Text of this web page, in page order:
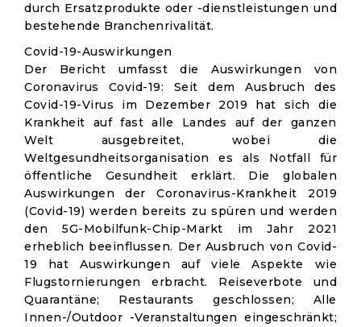
durch Ersatzprodukte oder -dienstleistungen und
bestehende Branchenrivalität.
Covid-19-Auswirkungen
Der Bericht umfasst die Auswirkungen von
Coronavirus Covid-19: Seit dem Ausbruch des
Covid-19-Virus im Dezember 2019 hat sich die
Krankheit auf fast alle Landes auf der ganzen
Welt ausgebreitet, wobei die
Weltgesundheitsorganisation es als Notfall für
öffentliche Gesundheit erklärt. Die globalen
Auswirkungen der Coronavirus-Krankheit 2019
(Covid-19) werden bereits zu spüren und werden
den 5G-Mobilfunk-Chip-Markt im Jahr 2021
erheblich beeinflussen. Der Ausbruch von Covid-
19 hat Auswirkungen auf viele Aspekte wie
Flugstornierungen erbracht. Reiseverbote und
Quarantäne; Restaurants geschlossen; Alle
Innen-/Outdoor -Veranstaltungen eingeschränkt;